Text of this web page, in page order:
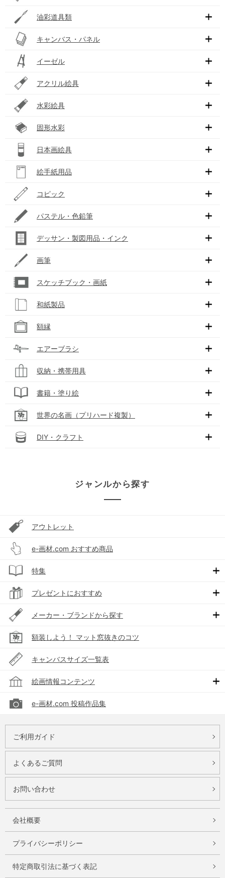
油彩道具類
キャンバス・パネル
イーゼル
アクリル絵具
水彩絵具
固形水彩
日本画絵具
絵手紙用品
コピック
パステル・色鉛筆
デッサン・製図用品・インク
画筆
スケッチブック・画紙
和紙製品
額縁
エアーブラシ
収納・携帯用具
書籍・塗り絵
世界の名画（プリハード複製）
DIY・クラフト
ジャンルから探す
アウトレット
e-画材.com おすすめ商品
特集
プレゼントにおすすめ
メーカー・ブランドから探す
額装しよう！ マット窓抜きのコツ
キャンバスサイズ一覧表
絵画情報コンテンツ
e-画材.com 投稿作品集
ご利用ガイド
よくあるご質問
お問い合わせ
会社概要
プライバシーポリシー
特定商取引法に基づく表記